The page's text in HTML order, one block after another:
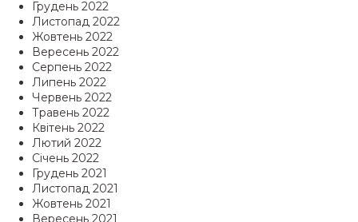
Грудень 2022
Листопад 2022
Жовтень 2022
Вересень 2022
Серпень 2022
Липень 2022
Червень 2022
Травень 2022
Квітень 2022
Лютий 2022
Січень 2022
Грудень 2021
Листопад 2021
Жовтень 2021
Вересень 2021